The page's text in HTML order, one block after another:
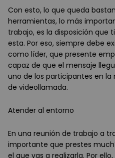
Con esto, lo que queda
herramientas, lo más
trabajo, es la disposición que
esta. Por eso, siempre debe
como líder, que presente
capaz de que el mensaje
uno de los participantes en
de videollamada.
Atender al entorno
En una reunión de trabajo a
importante que prestes
el que vas a realizarla. Por